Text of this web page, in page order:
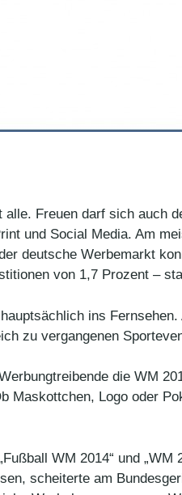
Freuen darf sich auch
und Social Media. Am
deutsche Werbemarkt
von 1,7 Prozent –
ins
zu vergangenen
die WM
Maskottchen, Logo oder
WM 2014“ und
scheiterte am